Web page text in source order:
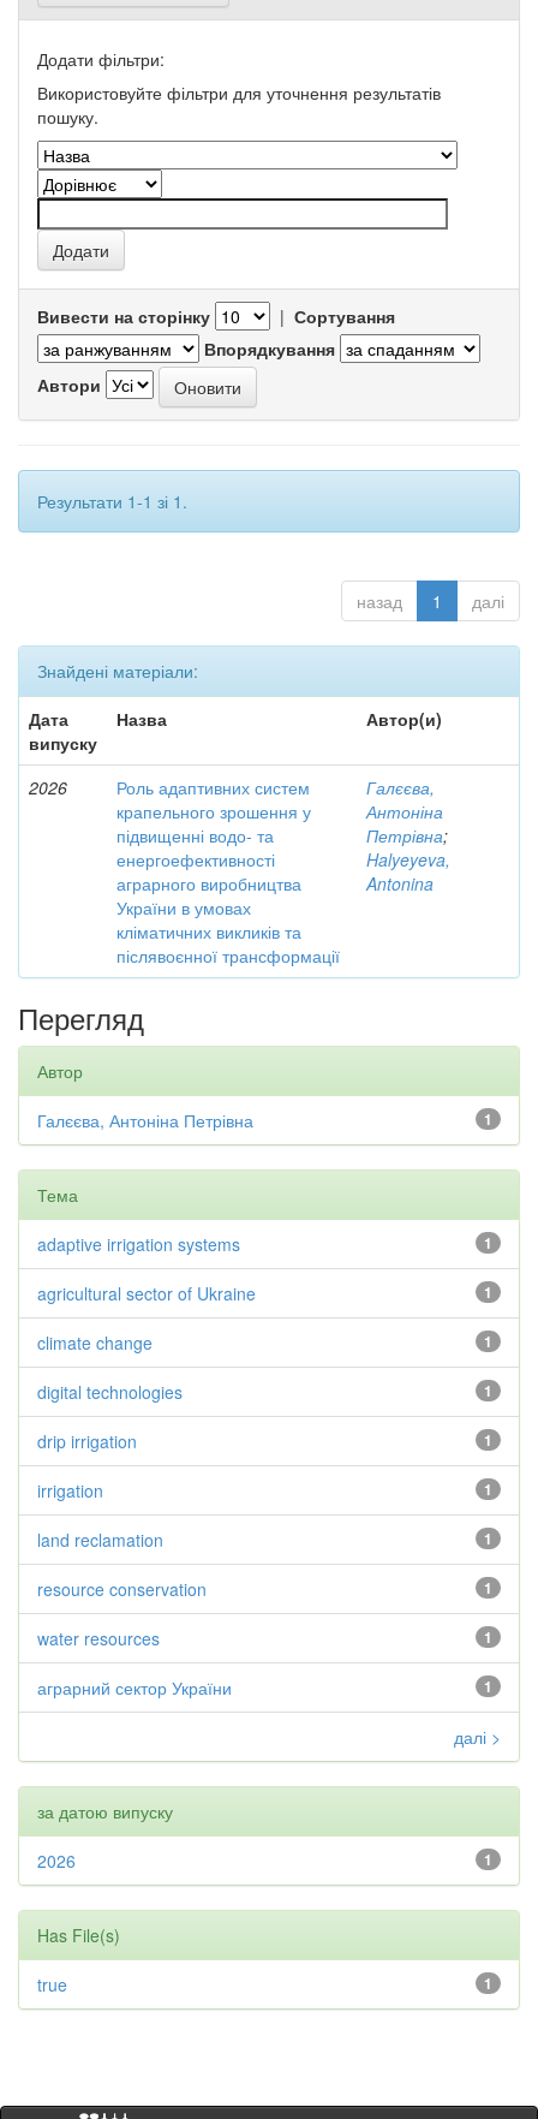
Додати фільтри:
Використовуйте фільтри для уточнення результатів
пошуку.
Вивести на сторінку | Сортування
Впорядкування
Автори
Результати 1-1 зі 1.
назад 1 далі
Знайдені матеріали:
Дата
випуску
Назва Автор(и)
2026
Роль адаптивних систем
крапельного зрошення у
підвищенні водо- та
енергоефективності
аграрного виробництва
України в умовах
кліматичних викликів та
післявоєнної трансформації
Галєєва,
Антоніна
Петрівна;
Halyeyeva,
Antonina
Перегляд
Автор
1
Галєєва, Антоніна Петрівна
Тема
1
adaptive irrigation systems
1
agricultural sector of Ukraine
1
climate change
1
digital technologies
1
drip irrigation
1
irrigation
1
land reclamation
1
resource conservation
1
water resources
1
аграрний сектор України
далі >
за датою випуску
1
2026
Has File(s)
1
true